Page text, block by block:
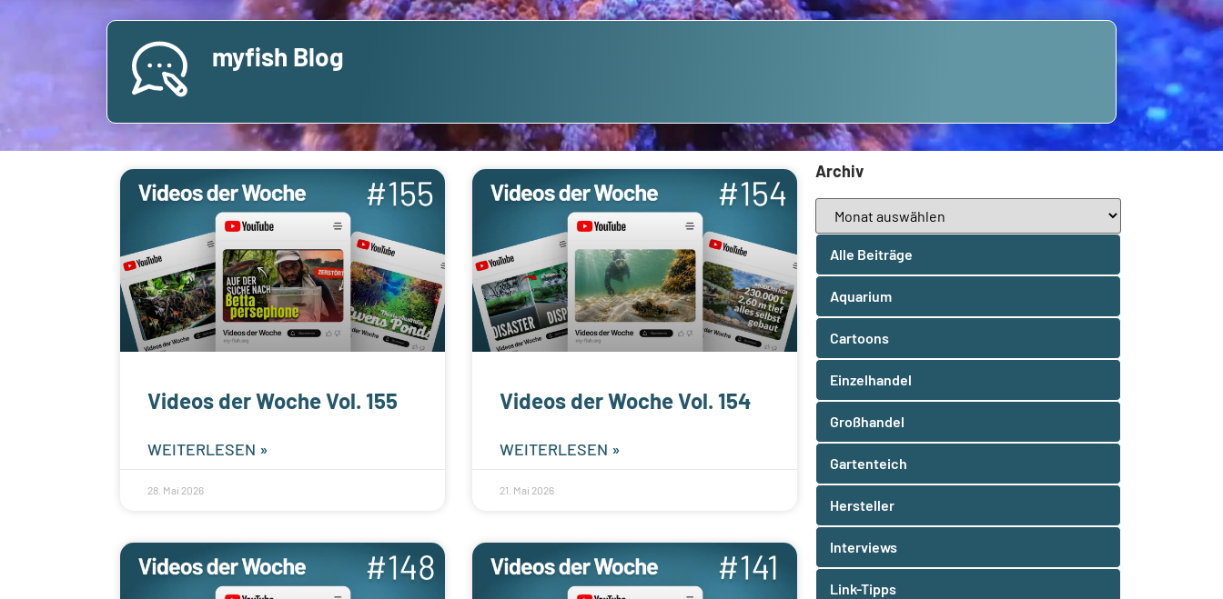
myfish Blog
Videos der Woche Vol. 155
WEITERLESEN »
28. Mai 2026
Videos der Woche Vol. 154
WEITERLESEN »
21. Mai 2026
Archiv
Alle Beiträge
Aquarium
Cartoons
Einzelhandel
Großhandel
Gartenteich
Hersteller
Interviews
Link-Tipps